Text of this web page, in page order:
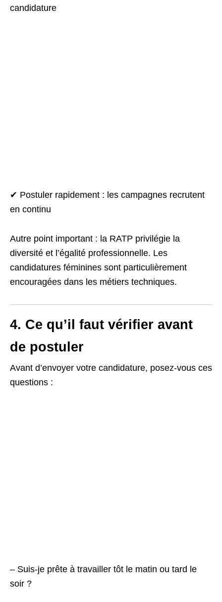
candidature
✔ Postuler rapidement : les campagnes recrutent
en continu
Autre point important : la RATP privilégie la
diversité et l’égalité professionnelle. Les
candidatures féminines sont particulièrement
encouragées dans les métiers techniques.
4. Ce qu’il faut vérifier avant
de postuler
Avant d’envoyer votre candidature, posez-vous ces
questions :
– Suis-je prête à travailler tôt le matin ou tard le
soir ?